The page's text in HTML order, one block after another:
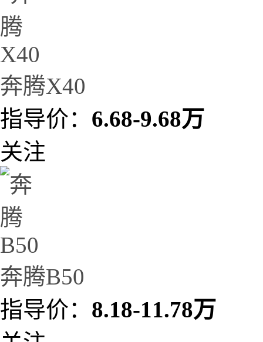
奔腾X40
指导价： 6.68-9.68万
关注
奔腾B50
指导价： 8.18-11.78万